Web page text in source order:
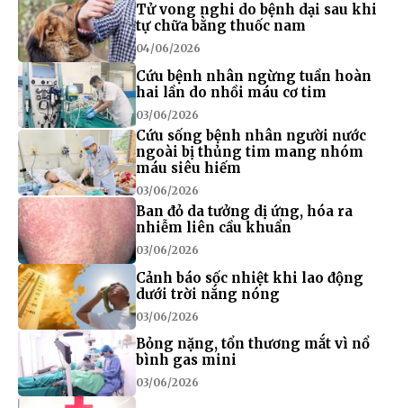
Tử vong nghi do bệnh dại sau khi
tự chữa bằng thuốc nam
04/06/2026
Cứu bệnh nhân ngừng tuần hoàn
hai lần do nhồi máu cơ tim
03/06/2026
Cứu sống bệnh nhân người nước
ngoài bị thủng tim mang nhóm
máu siêu hiếm
03/06/2026
Ban đỏ da tưởng dị ứng, hóa ra
nhiễm liên cầu khuẩn
03/06/2026
Cảnh báo sốc nhiệt khi lao động
dưới trời nắng nóng
03/06/2026
Bỏng nặng, tổn thương mắt vì nổ
bình gas mini
03/06/2026